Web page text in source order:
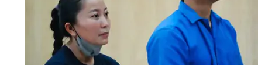
Quan điểm
Xi nhan Trái Phải
Bạn đọc viết